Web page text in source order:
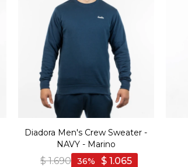
Diadora Men's Crew Sweater -
NAVY - Marino
$ 1.690 $ 1.065
36